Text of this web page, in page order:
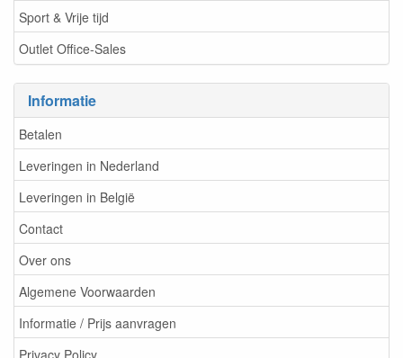
Sport & Vrije tijd
Outlet Office-Sales
Informatie
Betalen
Leveringen in Nederland
Leveringen in België
Contact
Over ons
Algemene Voorwaarden
Informatie / Prijs aanvragen
Privacy Policy